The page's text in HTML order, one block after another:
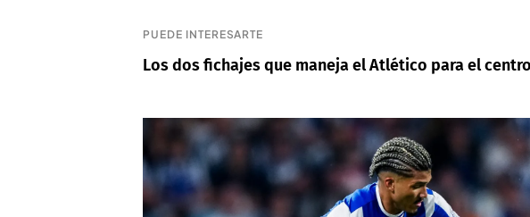
PUEDE INTERESARTE
Los dos fichajes que maneja el Atlético para el